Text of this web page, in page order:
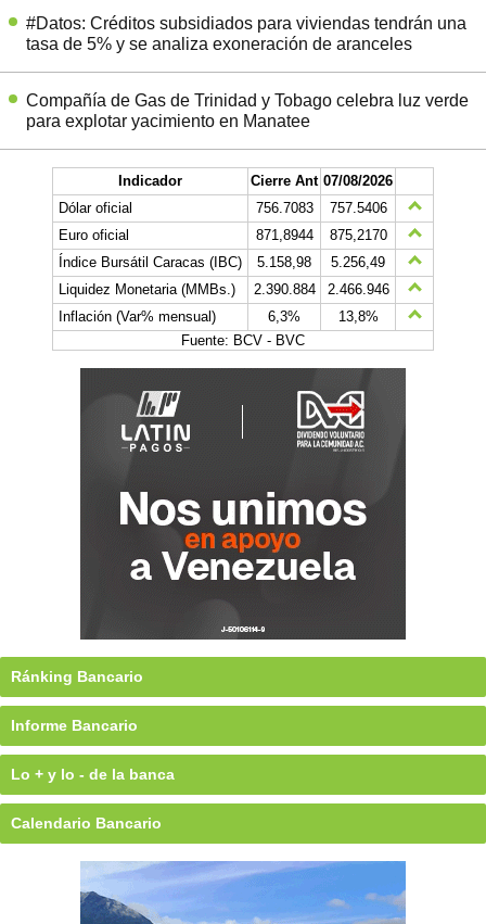
#Datos: Créditos subsidiados para viviendas tendrán una
tasa de 5% y se analiza exoneración de aranceles
Compañía de Gas de Trinidad y Tobago celebra luz verde
para explotar yacimiento en Manatee
Indicador Cierre Ant 07/08/2026
Dólar oficial
756.7083
757.5406
Euro oficial
871,8944
875,2170
Índice Bursátil Caracas (IBC)
5.158,98
5.256,49
Liquidez Monetaria (MMBs.)
2.390.884
2.466.946
Inflación (Var% mensual)
6,3%
13,8%
Fuente: BCV - BVC
Ránking Bancario
Informe Bancario
Lo + y lo - de la banca
Calendario Bancario